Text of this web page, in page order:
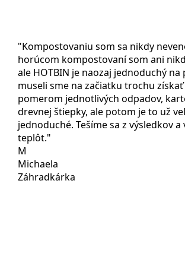
"Kompostovaniu som sa nikdy
horúcom kompostovaní som ani
ale HOTBIN je naozaj jednoduchý na
museli sme na začiatku trochu
pomerom jednotlivých odpadov,
drevnej štiepky, ale potom je to už
jednoduché. Tešíme sa z výsledkov a
teplôt."
M
Michaela
Záhradkárka